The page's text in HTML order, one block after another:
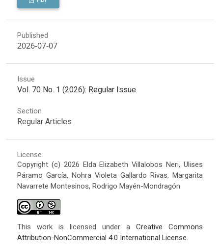
Published
2026-07-07
Issue
Vol. 70 No. 1 (2026): Regular Issue
Section
Regular Articles
License
Copyright (c) 2026 Elda Elizabeth Villalobos Neri, Ulises
Páramo García, Nohra Violeta Gallardo Rivas, Margarita
Navarrete Montesinos, Rodrigo Mayén-Mondragón
This work is licensed under aCreative Commons
Attribution-NonCommercial 4.0 International License.